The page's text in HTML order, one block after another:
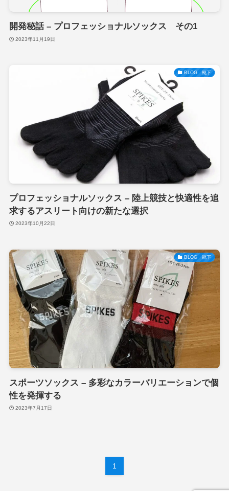
開発秘話 – プロフェッショナルソックス その1
2023年11月19日
BLOG 靴下
プロフェッショナルソックス – 陸上競技と快適性を追
求するアスリート向けの新たな選択
2023年10月22日
BLOG 靴下
スポーツソックス – 多彩なカラーバリエーションで個
性を発揮する
2023年7月17日
1